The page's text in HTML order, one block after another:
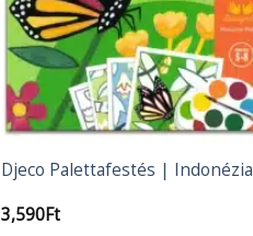
Djeco Palettafestés | Indonézia
3,590Ft